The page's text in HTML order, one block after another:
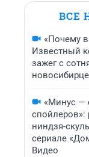
ВСЕ
«Почему
Известный
зажег с
«Минус —
спойлеров»:
ниндзя-
сериале
Видео